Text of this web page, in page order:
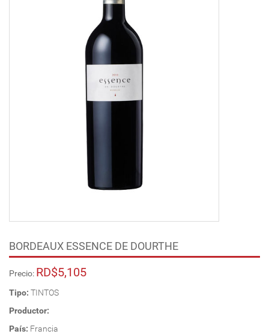
BORDEAUX ESSENCE DE DOURTHE
Precio: RD$5,105
Tipo: TINTOS
Productor:
País: Francia